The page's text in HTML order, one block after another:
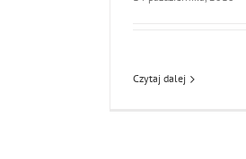
Czytaj dalej